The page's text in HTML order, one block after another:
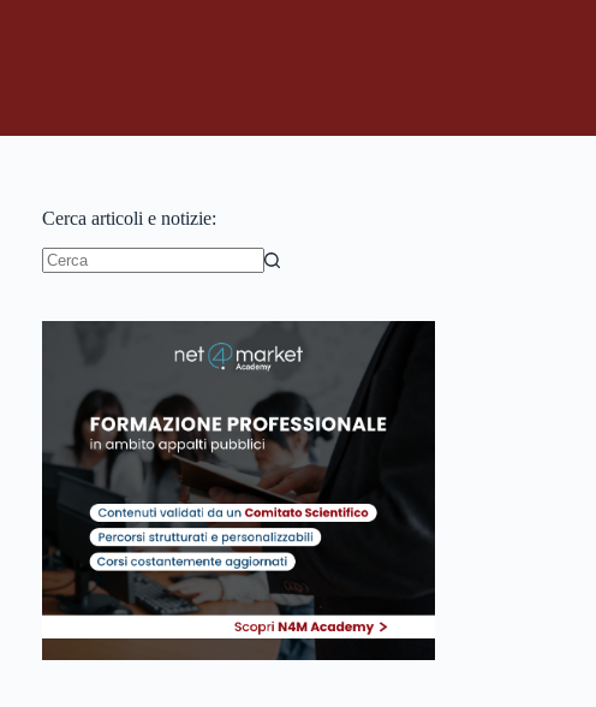
Cerca articoli e notizie: